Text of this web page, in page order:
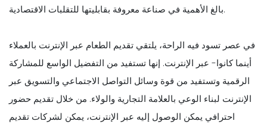
بالغ الأهمية في صناعة معروفة بقابليتها للتقلبات الاقتصادية.
في عصر تسود فيه الراحة، يلتقي تقديم الطعام عبر الإنترنت بالعملاء
أينما كانوا- عبر الإنترنت. إنها تستفيد من التفضيل الواسع للمشاركة
الرقمية وتستفيد من قوة وسائل التواصل الاجتماعي والتسويق عبر
الإنترنت لبناء الوعي بالعلامة التجارية والولاء. من خلال تقديم حضور
احترافي يمكن الوصول إليه عبر الإنترنت، يمكن لشركات تقديم